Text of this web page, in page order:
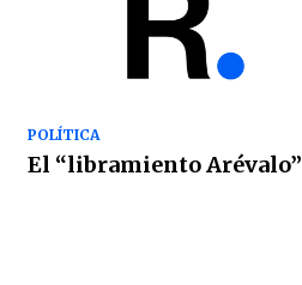
POLÍTICA
El “libramiento Arévalo”